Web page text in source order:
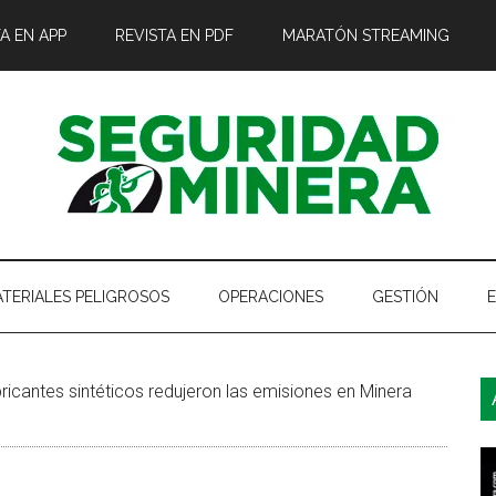
EN APP REVISTA EN PDF MARATÓN STREAMING
PELIGROSOS OPERACIONES GESTIÓN
sintéticos redujeron las emisiones en Minera